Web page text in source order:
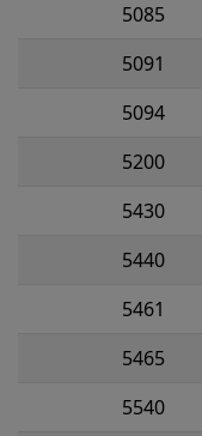
5085
5091
5094
5200
5430
5440
5461
5465
5540